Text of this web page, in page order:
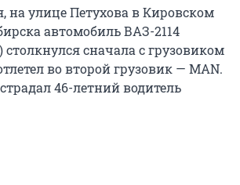
на улице Петухова в Кировском
автомобиль ВАЗ-2114
столкнулся сначала с грузовиком
во второй грузовик — MAN.
46-летний водитель